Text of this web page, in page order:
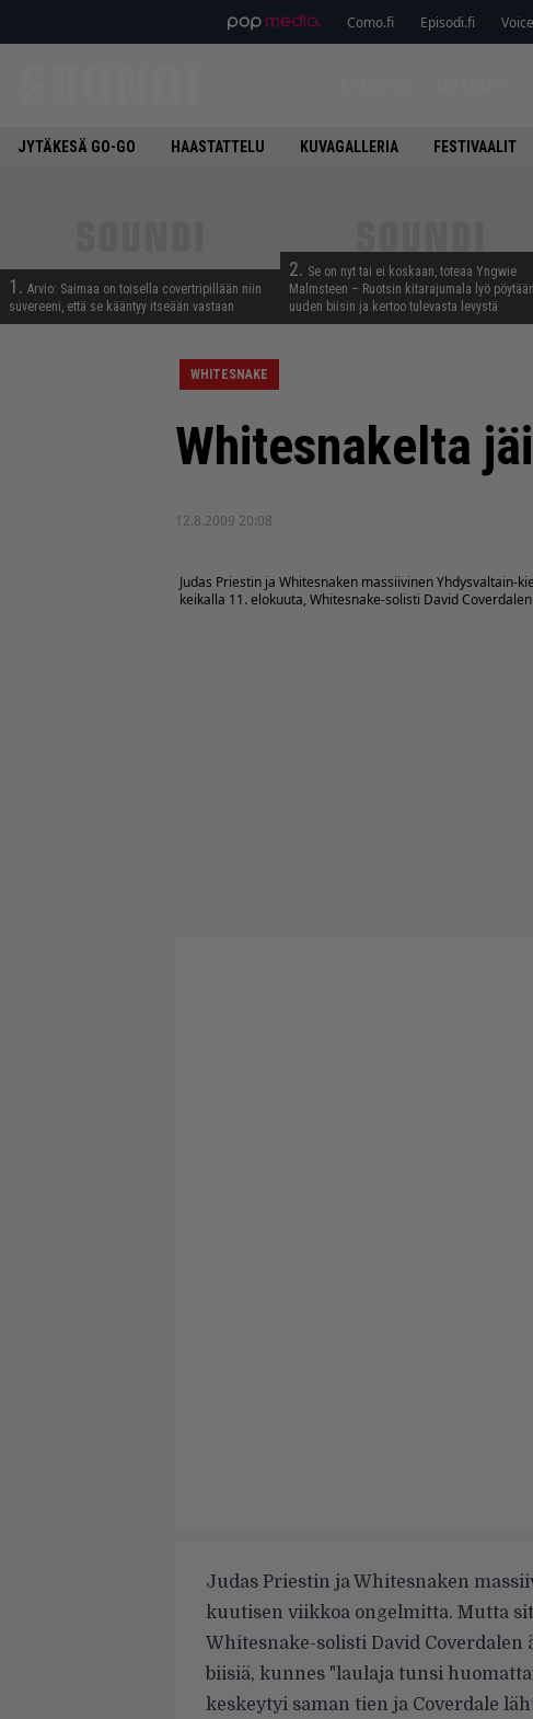
Como.fi Episodi.fi
JYTÄKESÄ GO-GO HAASTATTELU KUVAGALLERIA FESTIVAALIT
1. Arvio: Saimaa on toisella covertripillään niin
suvereeni, että se kääntyy itseään vastaan
2. Se on nyt tai ei koskaan, toteaa Yngwie
Malmsteen – Ruotsin kitarajumala lyö pöytään
uuden biisin ja kertoo tulevasta levystä
WHITESNAKE
Whitesnakelta
12.8.2009 20:08
Judas Priestin ja Whitesnaken massiivinen Yhdysvaltain-
keikalla 11. elokuuta, Whitesnake-solisti David
Judas Priestin jaWhitesnaken
kuutisen viikkoa ongelmitta. Mutta
Whitesnake-solisti David Coverdalen
biisiä, kunnes "laulaja tunsi
keskeytyi saman tien ja Coverdale